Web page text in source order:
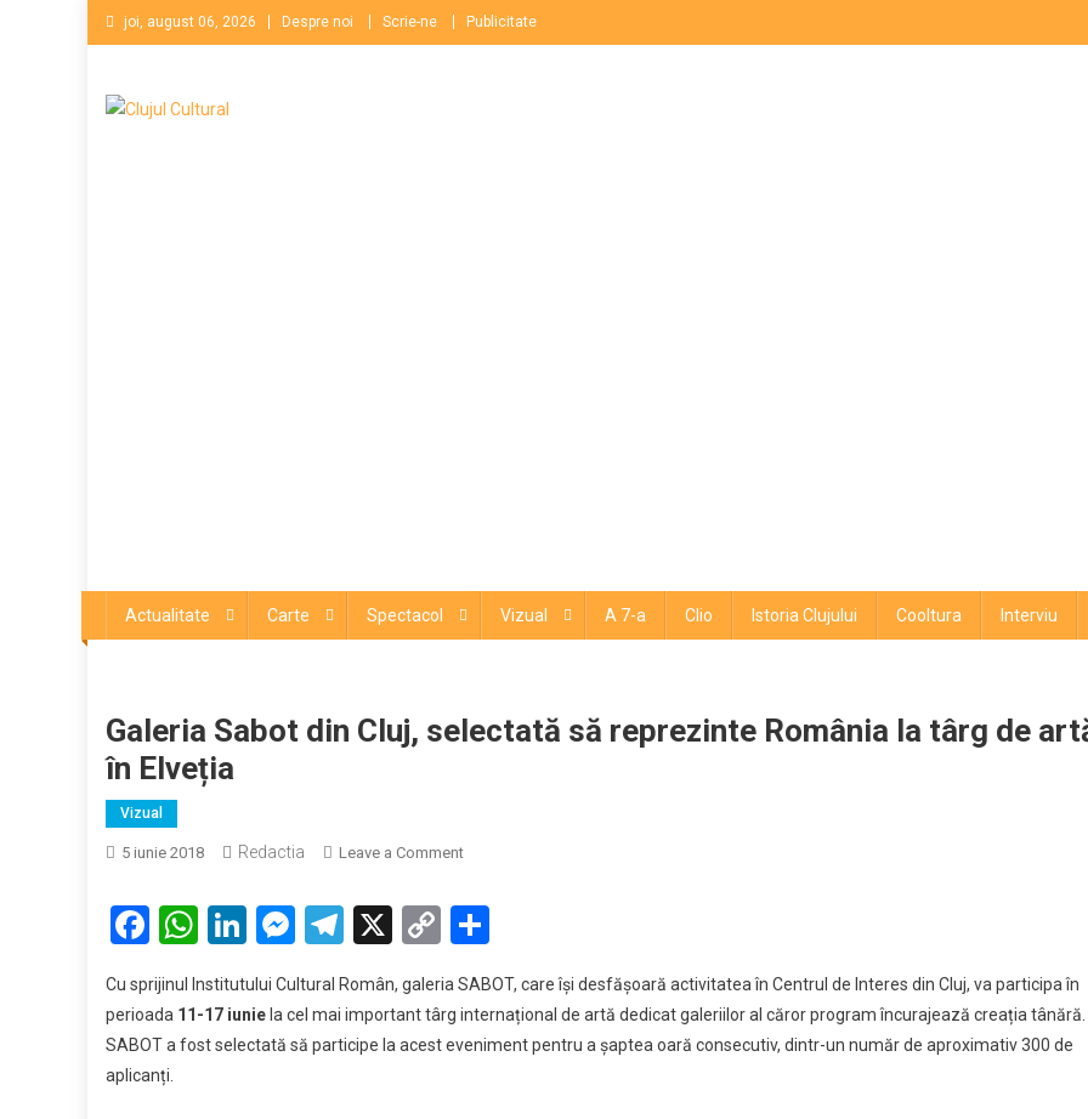
Skip
to
joi, august 06, 2026 Despre noi Scrie-ne Publicitate
Actualitate Carte Spectacol Vizual A 7-a Clio Istoria Clujului Cooltura Interviu
Galeria Sabot din Cluj, selectată să reprezinte România la târg de
în Elveția
Vizual
5 iunie 2018 Redactia Leave a Commenton
Sabot
din
selectată
să
reprezinte
Facebook
WhatsApp
LinkedIn
Messenger
Telegram
X
Copy
Cu sprijinul Institutului Cultural Român, galeria SABOT, care își desfășoară activitatea în Centrul de Interes din Cluj, va participa în
perioada 11-17 iunie la cel mai important târg internațional de artă dedicat galeriilor al căror program încurajează creația tânără.
SABOT a fost selectată să participe la acest eveniment pentru a șaptea oară consecutiv, dintr-un număr de aproximativ 300 de
aplicanți.